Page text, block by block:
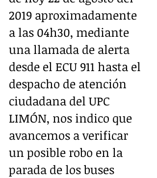
2019 aproximadamente
a las 04h30, mediante
una llamada de alerta
desde el ECU 911 hasta el
despacho de atención
ciudadana del UPC
LIMÓN, nos indico que
avancemos a verificar
un posible robo en la
parada de los buses